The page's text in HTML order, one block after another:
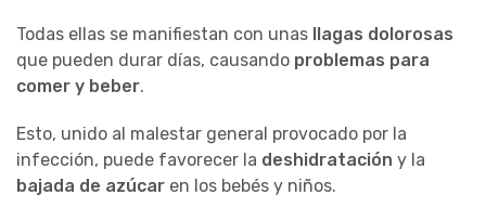
Todas ellas se manifiestan con unas llagas dolorosas
que pueden durar días, causando problemas para
comer y beber.
Esto, unido al malestar general provocado por la
infección, puede favorecer la deshidratación y la
bajada de azúcar en los bebés y niños.